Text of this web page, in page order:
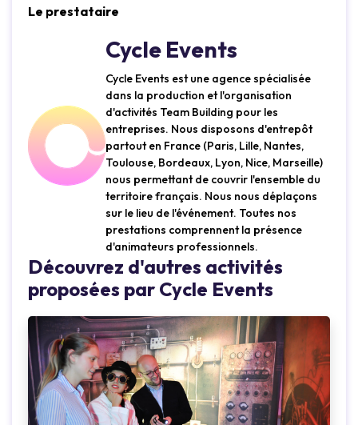
Le prestataire
Cycle Events
Cycle Events est une agence spécialisée
dans la production et l'organisation
d'activités Team Building pour les
entreprises. Nous disposons d'entrepôt
partout en France (Paris, Lille, Nantes,
Toulouse, Bordeaux, Lyon, Nice, Marseille)
nous permettant de couvrir l'ensemble du
territoire français. Nous nous déplaçons
sur le lieu de l'événement. Toutes nos
prestations comprennent la présence
d'animateurs professionnels.
Découvrez d'autres activités
proposées par Cycle Events